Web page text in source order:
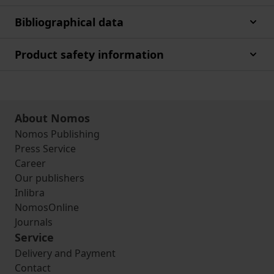
Bibliographical data
Product safety information
About Nomos
Nomos Publishing
Press Service
Career
Our publishers
Inlibra
NomosOnline
Journals
Service
Delivery and Payment
Contact